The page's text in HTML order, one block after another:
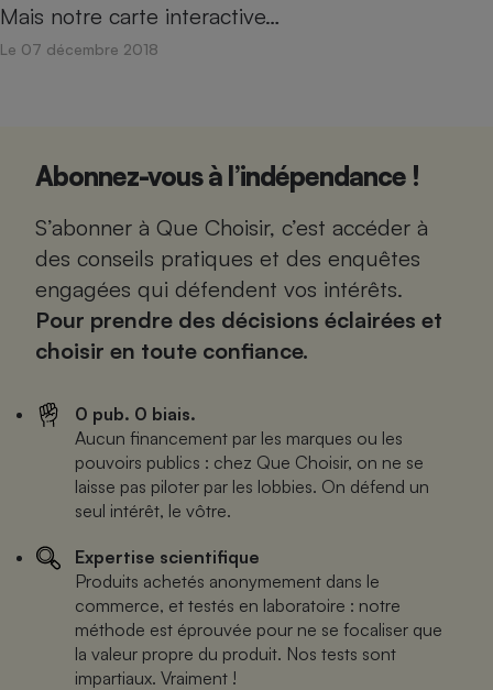
Mais notre carte interactive…
Le 07 décembre 2018
Abonnez-vous à l’indépendance !
S’abonner à Que Choisir, c’est accéder à
des conseils pratiques et des enquêtes
engagées qui défendent vos intérêts.
Pour prendre des décisions éclairées et
choisir en toute confiance.
0 pub. 0 biais.
Aucun financement par les marques ou les
pouvoirs publics : chez Que Choisir, on ne se
laisse pas piloter par les lobbies. On défend un
seul intérêt, le vôtre.
Expertise scientifique
Produits achetés anonymement dans le
commerce, et testés en laboratoire : notre
méthode est éprouvée pour ne se focaliser que
la valeur propre du produit. Nos tests sont
impartiaux. Vraiment !